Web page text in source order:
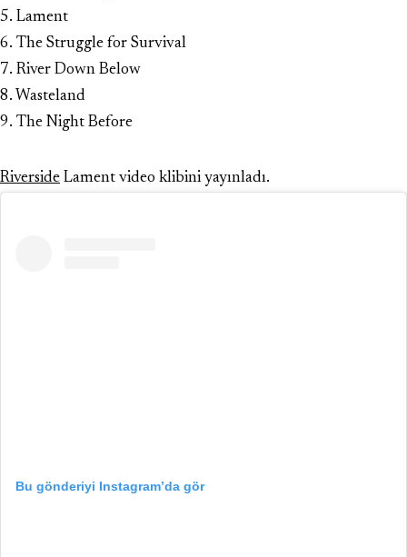
5. Lament
6. The Struggle for Survival
7. River Down Below
8. Wasteland
9. The Night Before
Riverside Lament video klibini yayınladı.
Bu gönderiyi Instagram’da gör